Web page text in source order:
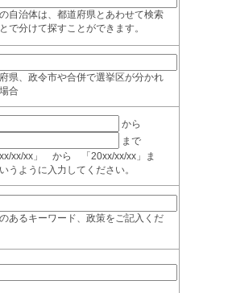
自治体は、都道府県とあわせて検索
で分けて探すことができます。
県、政令市や合併で選挙区が分かれ
合
から
まで
xx/xx」 から 「20xx/xx/xx」ま
ように入力してください。
あるキーワード、政策をご記入くだ